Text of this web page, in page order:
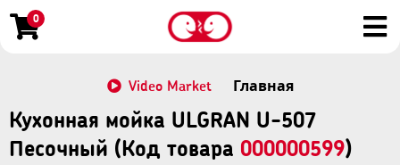
0
Video Market Главная
Кухонная мойка ULGRAN U-507
Песочный (Код товара 000000599)